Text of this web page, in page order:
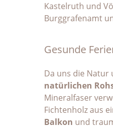
Kastelruth und
Burggrafenamt
Gesunde
Da uns die Natur
natürlichen
Mineralfaser
Fichtenholz aus
Balkon und